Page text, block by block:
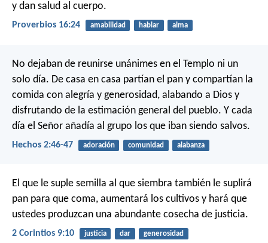
y dan salud al cuerpo.
Proverbios 16:24 amabilidad hablar alma
No dejaban de reunirse unánimes en el Templo ni un
solo día. De casa en casa partían el pan y compartían la
comida con alegría y generosidad, alabando a Dios y
disfrutando de la estimación general del pueblo. Y cada
día el Señor añadía al grupo los que iban siendo salvos.
Hechos 2:46-47 adoración comunidad alabanza
El que le suple semilla al que siembra también le suplirá
pan para que coma, aumentará los cultivos y hará que
ustedes produzcan una abundante cosecha de justicia.
2 Corintios 9:10 justicia dar generosidad